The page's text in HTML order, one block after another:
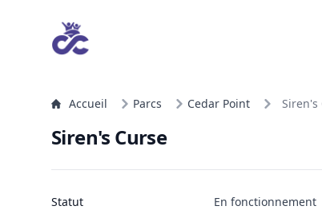
Accueil Parcs Cedar Point Siren's
Siren's Curse
Statut
En fonctionnement